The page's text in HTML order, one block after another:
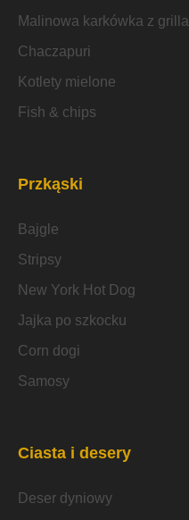
Malinowa karkówka z grilla
Chaczapuri
Kotlety mielone
Fish & chips
Przkąski
Bajgle
Stripsy
New York Hot Dog
Jajka po szkocku
Corn dogi
Samosy
Ciasta i desery
Deser dyniowy